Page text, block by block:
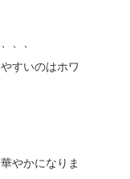
、、
すいのはホワ
やかになりま